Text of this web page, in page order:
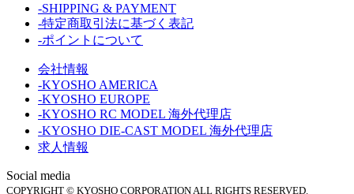
-SHIPPING & PAYMENT
-特定商取引法に基づく表記
-ポイントについて
会社情報
-KYOSHO AMERICA
-KYOSHO EUROPE
-KYOSHO RC MODEL 海外代理店
-KYOSHO DIE-CAST MODEL 海外代理店
求人情報
Social media
COPYRIGHT © KYOSHO CORPORATION ALL RIGHTS RESERVED.